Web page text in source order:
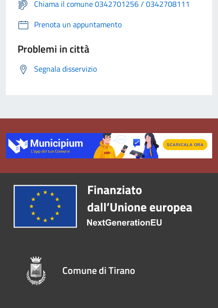
Chiama il comune 0342701256 / 0342708111
Prenota un appuntamento
Problemi in città
Segnala disservizio
Comune di Tirano